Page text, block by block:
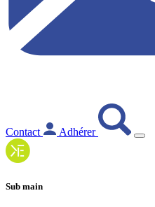
Contact Adhérer
Sub main